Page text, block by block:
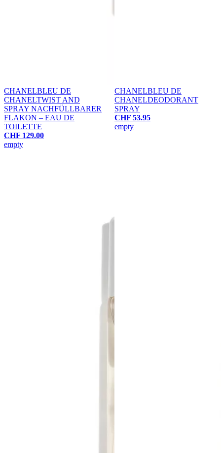
CHANELBLEU DE
CHANELTWIST AND
SPRAY NACHFÜLLBARER
FLAKON – EAU DE
TOILETTE
CHF 129.00
empty
CHANELBLEU DE
CHANELDEODORANT
SPRAY
CHF 53.95
empty